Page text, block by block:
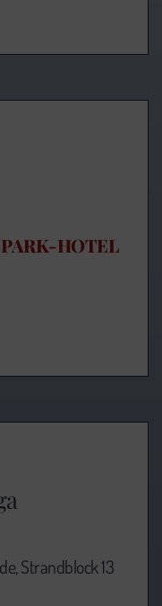
PARK-HOTEL
Strandblock 13